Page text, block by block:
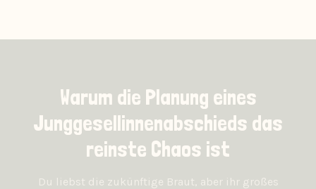
Warum die Planung eines
Junggesellinnenabschieds das
reinste Chaos ist
Du liebst die zukünftige Braut, aber ihr großes